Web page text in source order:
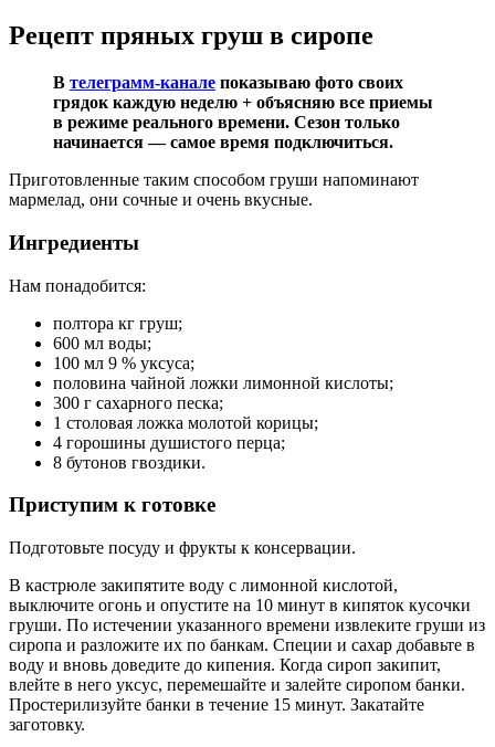
Рецепт пряных груш в сиропе
В телеграмм-канале показываю фото своих
грядок каждую неделю + объясняю все приемы
в режиме реального времени. Сезон только
начинается — самое время подключиться.
Приготовленные таким способом груши напоминают
мармелад, они сочные и очень вкусные.
Ингредиенты
Нам понадобится:
полтора кг груш;
600 мл воды;
100 мл 9 % уксуса;
половина чайной ложки лимонной кислоты;
300 г сахарного песка;
1 столовая ложка молотой корицы;
4 горошины душистого перца;
8 бутонов гвоздики.
Приступим к готовке
Подготовьте посуду и фрукты к консервации.
В кастрюле закипятите воду с лимонной кислотой,
выключите огонь и опустите на 10 минут в кипяток кусочки
груши. По истечении указанного времени извлеките груши из
сиропа и разложите их по банкам. Специи и сахар добавьте в
воду и вновь доведите до кипения. Когда сироп закипит,
влейте в него уксус, перемешайте и залейте сиропом банки.
Простерилизуйте банки в течение 15 минут. Закатайте
заготовку.